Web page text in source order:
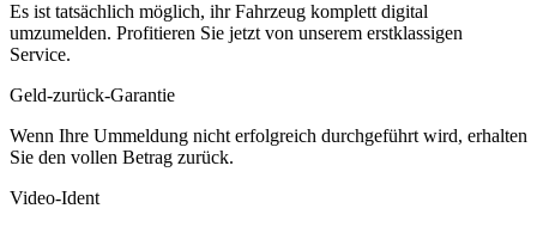
Es ist tatsächlich möglich, ihr Fahrzeug komplett digital
umzumelden. Profitieren Sie jetzt von unserem erstklassigen
Service.
Geld-zurück-Garantie
Wenn Ihre Ummeldung nicht erfolgreich durchgeführt wird, erhalten
Sie den vollen Betrag zurück.
Video-Ident